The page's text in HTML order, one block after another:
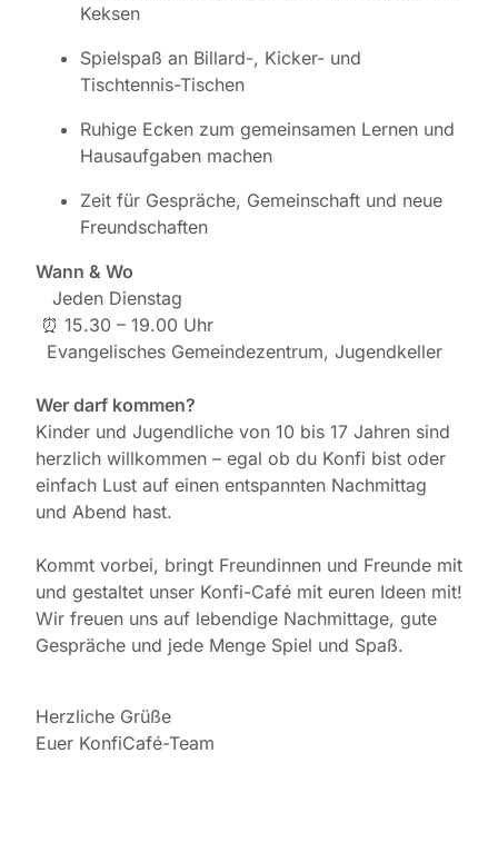
Keksen
Spielspaß an Billard-, Kicker- und
Tischtennis-Tischen
Ruhige Ecken zum gemeinsamen Lernen und
Hausaufgaben machen
Zeit für Gespräche, Gemeinschaft und neue
Freundschaften
Wann & Wo
️ Jeden Dienstag
⏰ 15.30 – 19.00 Uhr
Evangelisches Gemeindezentrum, Jugendkeller
Wer darf kommen?
Kinder und Jugendliche von 10 bis 17 Jahren sind
herzlich willkommen – egal ob du Konfi bist oder
einfach Lust auf einen entspannten Nachmittag
und Abend hast.
Kommt vorbei, bringt Freundinnen und Freunde mit
und gestaltet unser Konfi-Café mit euren Ideen mit!
Wir freuen uns auf lebendige Nachmittage, gute
Gespräche und jede Menge Spiel und Spaß.
Herzliche Grüße
Euer KonfiCafé-Team